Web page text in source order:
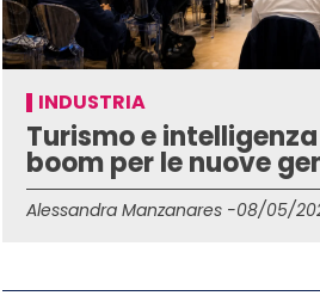
INDUSTRIA
Turismo e
boom per le nuove
Alessandra Manzanares -08/05/